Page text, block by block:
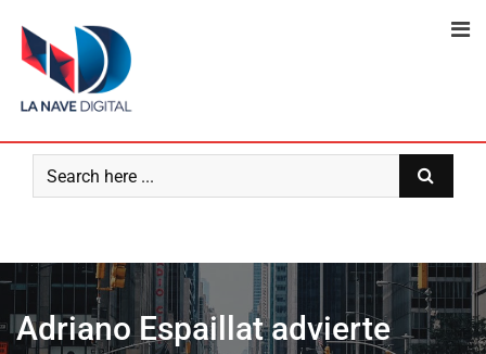
content
Adriano Espaillat advierte